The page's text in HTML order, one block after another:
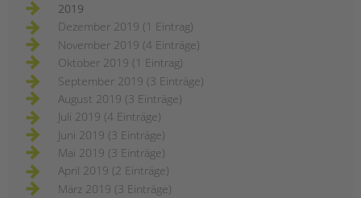
2019
Dezember 2019 (1 Eintrag)
November 2019 (4 Einträge)
Oktober 2019 (1 Eintrag)
September 2019 (3 Einträge)
August 2019 (3 Einträge)
Juli 2019 (4 Einträge)
Juni 2019 (3 Einträge)
Mai 2019 (3 Einträge)
April 2019 (2 Einträge)
März 2019 (3 Einträge)